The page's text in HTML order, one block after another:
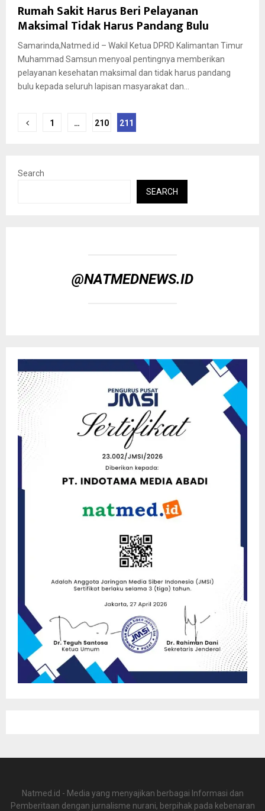
Rumah Sakit Harus Beri Pelayanan
Maksimal Tidak Harus Pandang Bulu
Samarinda,Natmed.id – Wakil Ketua DPRD Kalimantan Timur
Muhammad Samsun menyoal pentingnya memberikan
pelayanan kesehatan maksimal dan tidak harus pandang
bulu kepada seluruh lapisan masyarakat dan...
Posts
1 … 210 211
Search
SEARCH
@NATMEDNEWS.ID
Natmed.id - Media yang menyajikan berbagai Informasi dan
Pemberitaan dengan jurnalisme nurani, berpihak pada kebenaran